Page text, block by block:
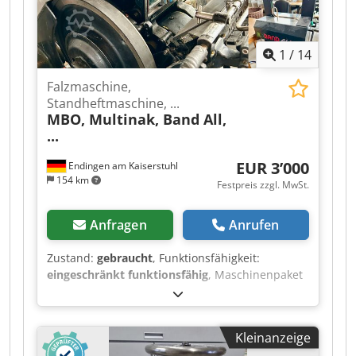
1 / 14
Endingen am Kaiserstuhl
154 km
Falzmaschine,
Standheftmaschine, ...
MBO, Multinak, Band All,
...
EUR 3’000
Festpreis zzgl. MwSt.
Anfragen Anrufen
Zustand: gebraucht, Funktionsfähigkeit:
eingeschränkt funktionsfähig, Maschinenpaket
– 5 Druckweiterverarbeitungsmaschinen im
Bundle Komplettpaket für nur 3.000,00 € netto
Zum Verkauf steht ein Maschinenpaket aus der
Druckweiterverarbeitung. Die MaschinenKleinanzeige